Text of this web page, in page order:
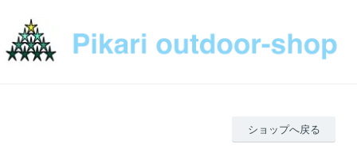
ショップへ戻る